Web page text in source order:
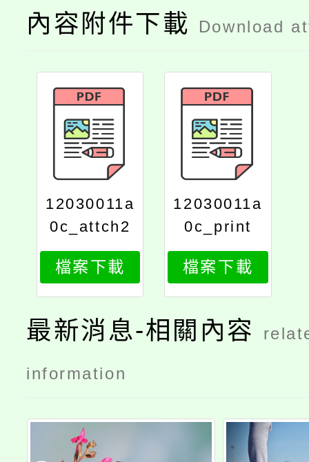
內容附件下載 Download
12030011a
0c_attch2
檔案下載
12030011a
0c_print
檔案下載
最新消息-相關內容
information